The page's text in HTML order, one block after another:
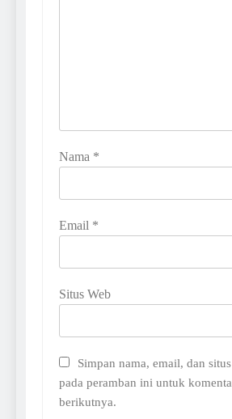
Nama *
Email *
Situs Web
Simpan nama, email, dan
pada peramban ini untuk
berikutnya.